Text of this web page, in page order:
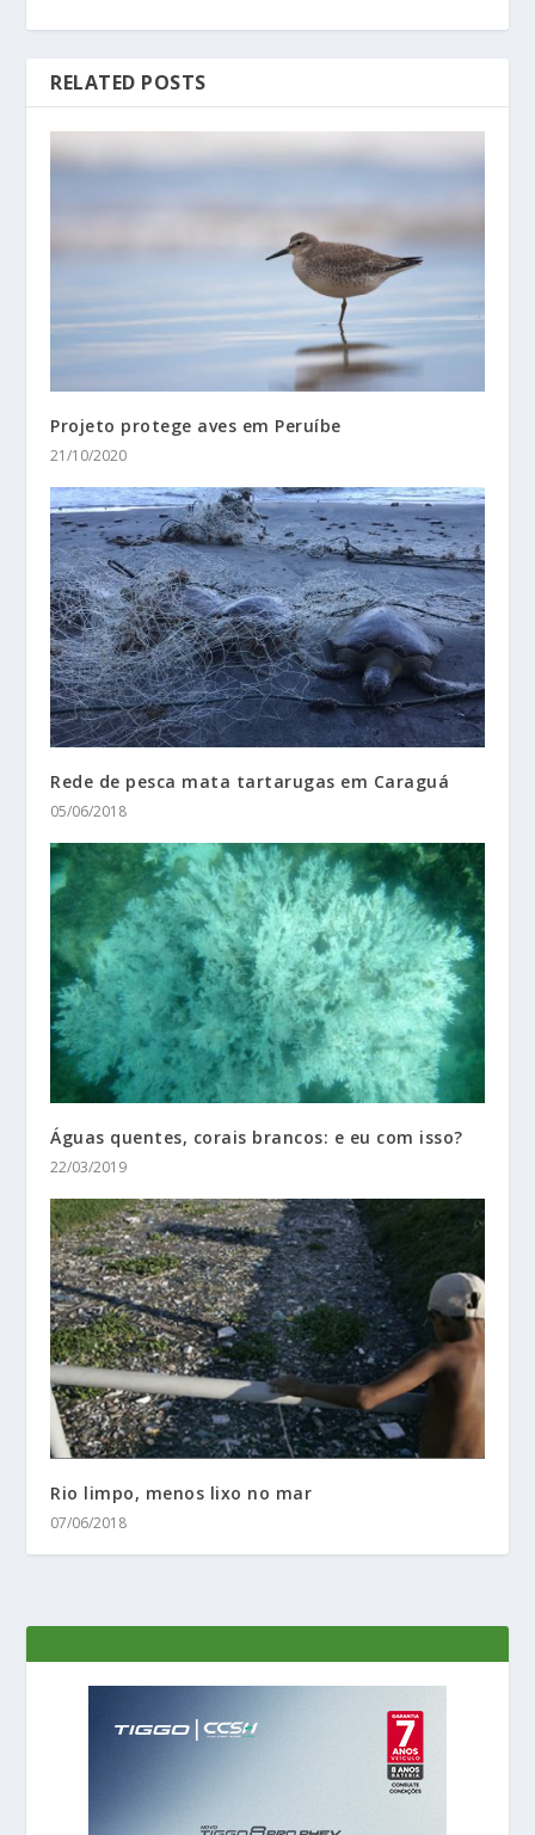
RELATED POSTS
Projeto protege aves em Peruíbe
21/10/2020
Rede de pesca mata tartarugas em Caraguá
05/06/2018
Águas quentes, corais brancos: e eu com isso?
22/03/2019
Rio limpo, menos lixo no mar
07/06/2018